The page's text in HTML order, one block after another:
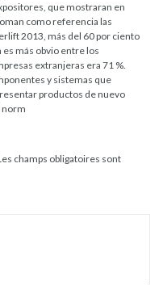
que mostraran en
como referencia las
2013, más del 60 por ciento
más obvio entre los
extranjeras era 71 %.
y sistemas que
productos de nuevo
norm
champs obligatoires sont